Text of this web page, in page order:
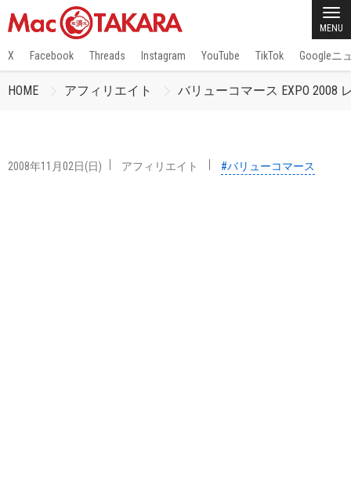
MENU
X Facebook Threads Instagram YouTube TikTok Googleニ
HOME アフィリエイト バリューコマース EXPO 2008
2008年11月02日(日) アフィリエイト #バリューコマース